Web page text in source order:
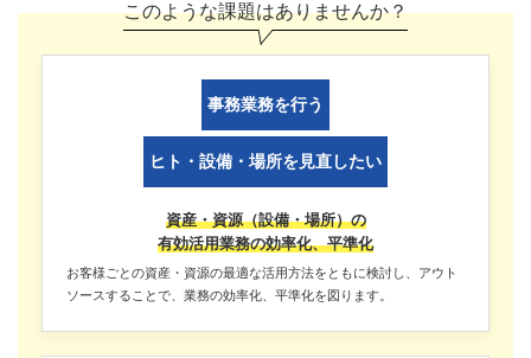
このような課題はありませんか？
事務業務を行う
ヒト・設備・場所を見直したい
資産・資源（設備・場所）の
有効活用業務の効率化、平準化
お客様ごとの資産・資源の最適な活用方法をともに検討し、アウト
ソースすることで、業務の効率化、平準化を図ります。